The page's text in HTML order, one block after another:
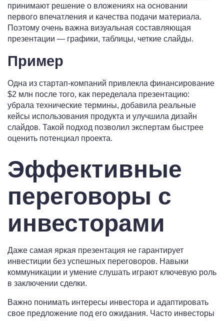
принимают решение о вложениях на основании
первого впечатления и качества подачи материала.
Поэтому очень важна визуальная составляющая
презентации — графики, таблицы, четкие слайды.
Пример
Одна из стартап-компаний привлекла финансирование
$2 млн после того, как переделала презентацию:
убрала технические термины, добавила реальные
кейсы использования продукта и улучшила дизайн
слайдов. Такой подход позволил экспертам быстрее
оценить потенциал проекта.
Эффективные
переговоры с
инвесторами
Даже самая яркая презентация не гарантирует
инвестиции без успешных переговоров. Навыки
коммуникации и умение слушать играют ключевую роль
в заключении сделки.
Важно понимать интересы инвестора и адаптировать
свое предложение под его ожидания. Часто инвесторы